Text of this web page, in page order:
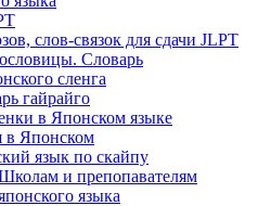
слов-связок для сдачи JLPT
Словарь
сленга
гайрайго
в Японском языке
в Японском
язык по скайпу
и препопавателям
языка